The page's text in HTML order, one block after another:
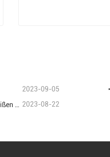
2023-09-05
Welche Vorteile bietet das Roboterschweißen im Bereich der Blechbearbeitung? 2023-08-22